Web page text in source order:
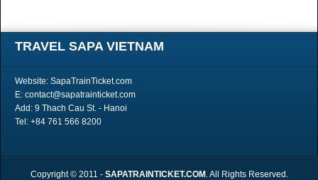
TRAVEL SAPA VIETNAM
Website: SapaTrainTicket.com
E: contact@sapatrainticket.com
Add: 9 Thach Cau St. - Hanoi
Tel: +84 761 566 8200
Copyright © 2011 - SAPATRAINTICKET.COM. All Rights Reserved.